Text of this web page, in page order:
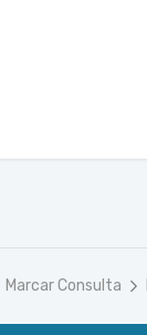
Marcar Consulta